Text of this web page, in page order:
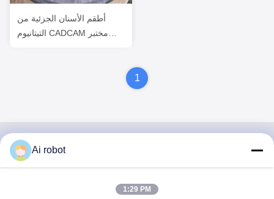
أطقم الأسنان الجزئية من
التيتانيوم CADCAM مختبر
1
VIVI DENTAI
LABORATORY
Ai robot
1:29 PM